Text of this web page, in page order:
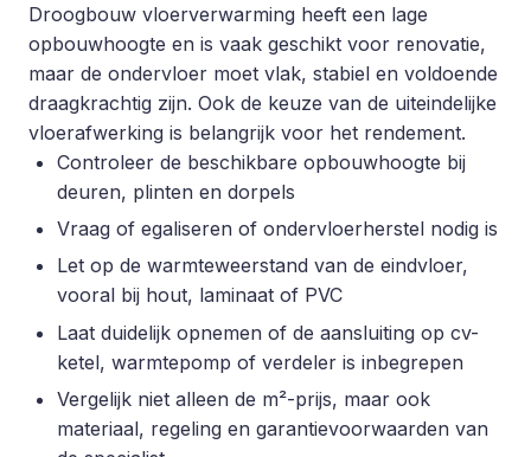
Droogbouw vloerverwarming heeft een lage
opbouwhoogte en is vaak geschikt voor renovatie,
maar de ondervloer moet vlak, stabiel en voldoende
draagkrachtig zijn. Ook de keuze van de uiteindelijke
vloerafwerking is belangrijk voor het rendement.
Controleer de beschikbare opbouwhoogte bij
deuren, plinten en dorpels
Vraag of egaliseren of ondervloerherstel nodig is
Let op de warmteweerstand van de eindvloer,
vooral bij hout, laminaat of PVC
Laat duidelijk opnemen of de aansluiting op cv-
ketel, warmtepomp of verdeler is inbegrepen
Vergelijk niet alleen de m²-prijs, maar ook
materiaal, regeling en garantievoorwaarden van